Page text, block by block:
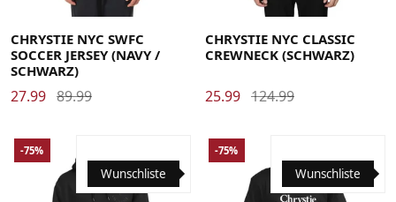
Medium X-Large
CHRYSTIE NYC SWFC
SOCCER JERSEY (NAVY /
SCHWARZ)
27.99 89.99
CHRYSTIE NYC CLASSIC
CREWNECK (SCHWARZ)
25.99 124.99
Wunschliste
-75%
Wunschliste
-75%